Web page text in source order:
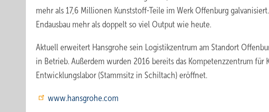
mehr als 17,6 Millionen Kunststoff-Teile im Werk Offenburg
Endausbau mehr als doppelt so viel Output wie heute.
Aktuell erweitert Hansgrohe sein Logistikzentrum am Standort
in Betrieb. Außerdem wurden 2016 bereits das Kompetenzzentrum
Entwicklungslabor (Stammsitz in Schiltach) eröffnet.
www.hansgrohe.com